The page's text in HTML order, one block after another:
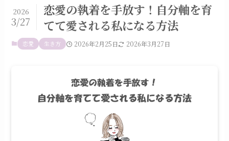
恋愛の執着を手放す！自分軸を育
てて愛される私になる方法
2026
3/27
恋愛 生き方 2026年2月25日 2026年3月27日